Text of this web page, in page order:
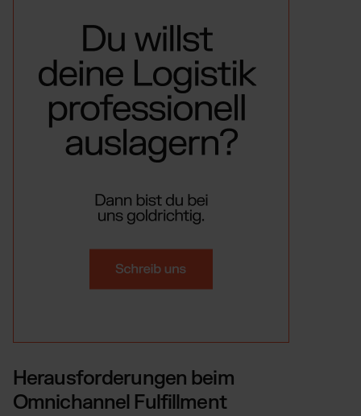
Herausforderungen beim
Omnichannel Fulfillment